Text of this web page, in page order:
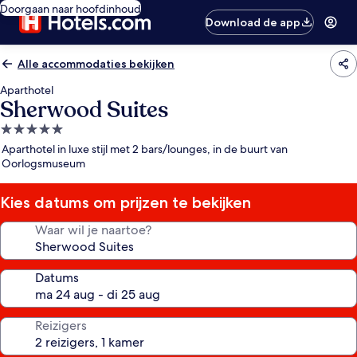
Doorgaan naar hoofdinhoud
Download de app
Alle accommodaties bekijken
Aparthotel
Sherwood Suites
5.0-
sterrenaccommodatie
Aparthotel in luxe stijl met 2 bars/lounges, in de buurt van
Oorlogsmuseum
Kies datums om prijzen te bekijken
Waar wil je naartoe?
Datums
Reizigers